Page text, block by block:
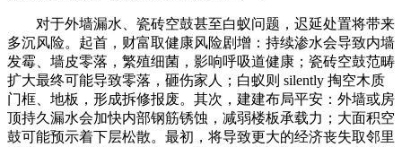
对于外墙漏水、瓷砖空鼓甚至白蚁问题，迟延处置将带来
多沉风险。起首，财富取健康风险剧增：持续渗水会导致内墙
发霉、墙皮零落，繁殖细菌，影响呼吸道健康；瓷砖空鼓范畴
扩大最终可能导致零落，砸伤家人；白蚁则 silently 掏空木质
门框、地板，形成拆修报废。其次，建建布局平安：外墙或房
顶持久漏水会加快内部钢筋锈蚀，减弱楼板承载力；大面积空
鼓可能预示着下层松散。最初，将导致更大的经济丧失取邻里